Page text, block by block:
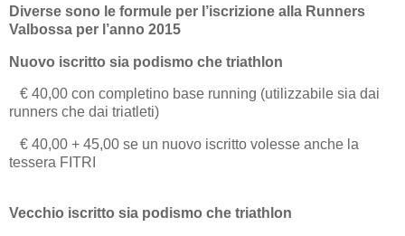
Diverse sono le formule per l’iscrizione alla Runners
Valbossa per l’anno 2015
Nuovo iscritto sia podismo che triathlon
€ 40,00 con completino base running (utilizzabile sia dai
runners che dai triatleti)
€ 40,00 + 45,00 se un nuovo iscritto volesse anche la
tessera FITRI
Vecchio iscritto sia podismo che triathlon